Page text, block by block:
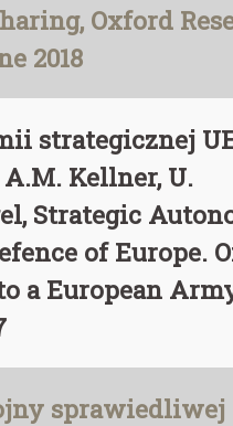
Oxford
2018
strategicznej
A.M. Kellner, U.
Strategic
of Europe.
a European
sprawiedliwej